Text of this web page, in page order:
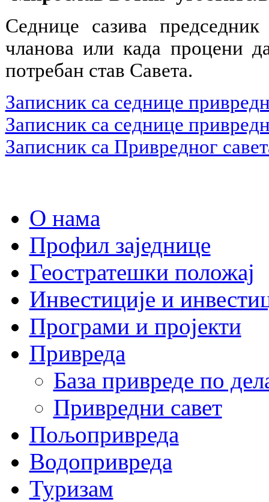
Седнице сазива
чланова или када процени
потребан став Савета.
Записник са седнице
Записник са седнице
Записник са Привредног
О нама
Профил заједнице
Геостратешки положај
Инвестиције и
Програми и пројекти
Привреда
База привреде по
Привредни савет
Пољопривреда
Водопривреда
Туризам